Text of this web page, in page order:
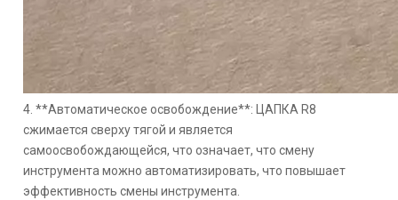
4. **Автоматическое освобождение**: ЦАПКА R8
сжимается сверху тягой и является
самоосвобождающейся, что означает, что смену
инструмента можно автоматизировать, что повышает
эффективность смены инструмента.